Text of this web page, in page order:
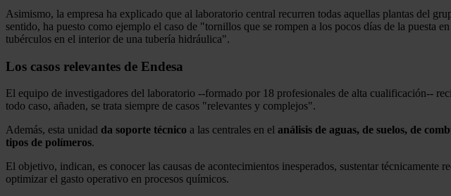
Asimismo, la empresa ha explicado que al laboratorio central recurren todas aquellas plantas del
sentido, ha puesto como ejemplo el caso de "tornillos que se rompen a los pocos días de la puesta
tubérculos en el interior de una tubería hidráulica".
Los casos relevantes de Endesa
El equipo de investigadores del laboratorio --formado por 18 profesionales de alta cualificación--
todo caso, añaden, se trata siempre de casos "relevantes y complejos".
Además, esta unidad da soporte técnico a las centrales en el análisis de aguas, de suelos, de
tipos de polímeros.
El objetivo, indican, es conocer las causas de acontecimientos inesperados, sustentar
optimizar el gasto operativo en procesos químicos.